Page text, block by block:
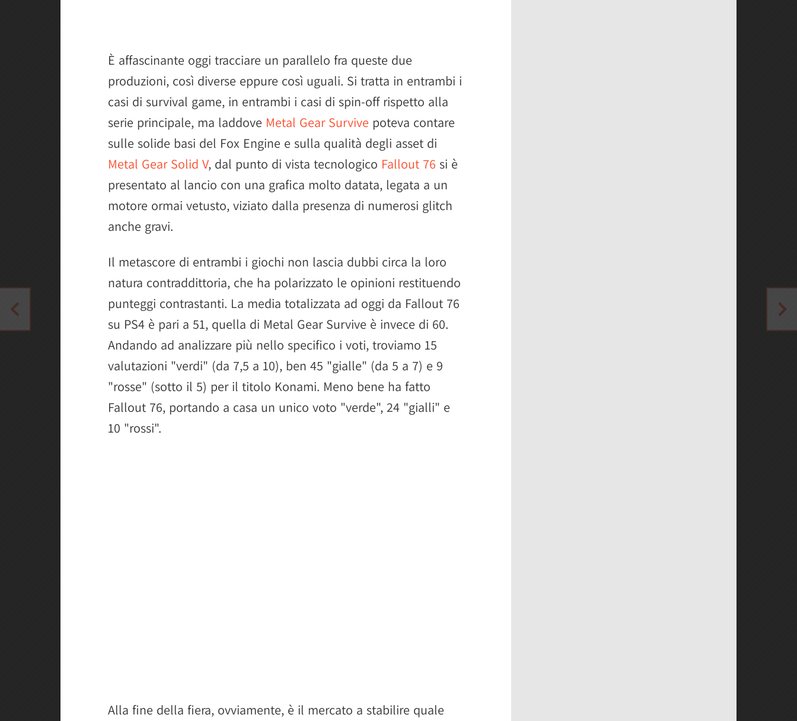
È affascinante oggi tracciare un parallelo fra queste due
produzioni, così diverse eppure così uguali. Si tratta in entrambi i
casi di survival game, in entrambi i casi di spin-off rispetto alla
serie principale, ma laddove Metal Gear Survive poteva contare
sulle solide basi del Fox Engine e sulla qualità degli asset di
Metal Gear Solid V, dal punto di vista tecnologico Fallout 76 si è
presentato al lancio con una grafica molto datata, legata a un
motore ormai vetusto, viziato dalla presenza di numerosi glitch
anche gravi.
Il metascore di entrambi i giochi non lascia dubbi circa la loro
natura contraddittoria, che ha polarizzato le opinioni restituendo
punteggi contrastanti. La media totalizzata ad oggi da Fallout 76
su PS4 è pari a 51, quella di Metal Gear Survive è invece di 60.
Andando ad analizzare più nello specifico i voti, troviamo 15
valutazioni "verdi" (da 7,5 a 10), ben 45 "gialle" (da 5 a 7) e 9
"rosse" (sotto il 5) per il titolo Konami. Meno bene ha fatto
Fallout 76, portando a casa un unico voto "verde", 24 "gialli" e
10 "rossi".
Alla fine della fiera, ovviamente, è il mercato a stabilire quale